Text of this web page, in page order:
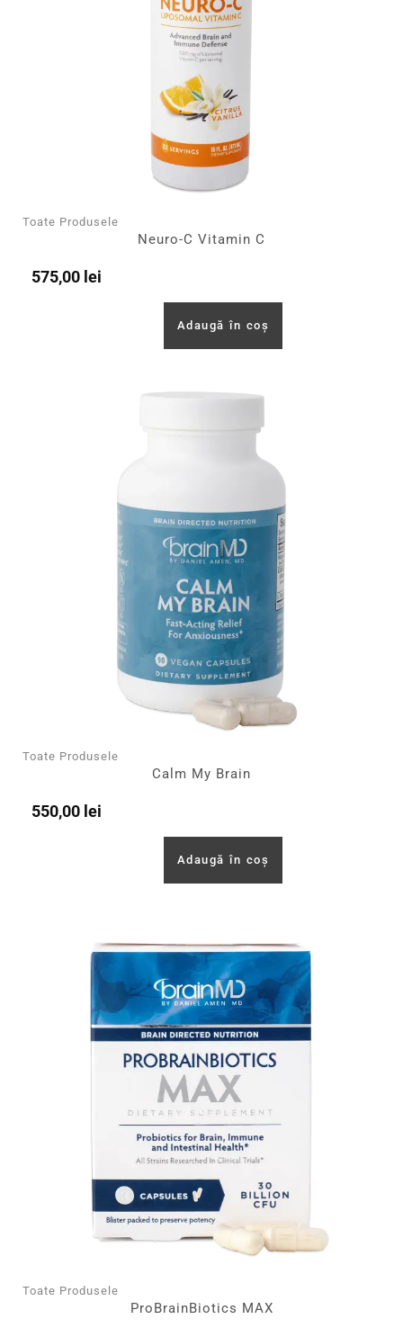
Toate Produsele
Neuro-C Vitamin C
575,00 lei
Adaugă în coș
Toate Produsele
Calm My Brain
550,00 lei
Adaugă în coș
Toate Produsele
ProBrainBiotics MAX